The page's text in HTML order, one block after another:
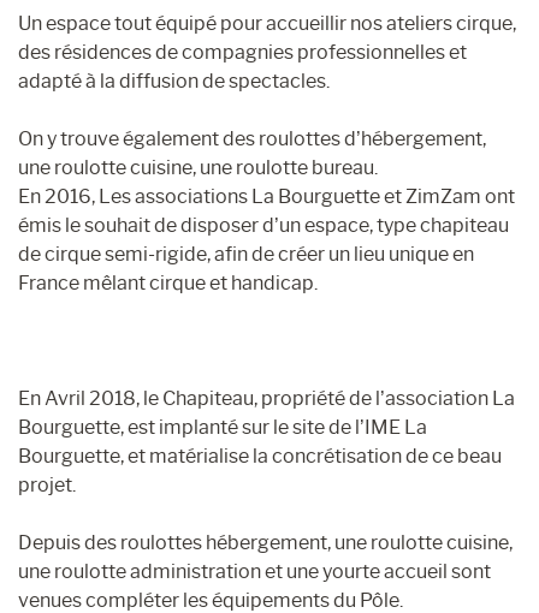
Un espace tout équipé pour accueillir nos ateliers cirque,
des résidences de compagnies professionnelles et
adapté à la diffusion de spectacles.
On y trouve également des roulottes d’hébergement,
une roulotte cuisine, une roulotte bureau.
En 2016, Les associations La Bourguette et ZimZam ont
émis le souhait de disposer d’un espace, type chapiteau
de cirque semi-rigide, afin de créer un lieu unique en
France mêlant cirque et handicap.
En Avril 2018, le Chapiteau, propriété de l’association La
Bourguette, est implanté sur le site de l’IME La
Bourguette, et matérialise la concrétisation de ce beau
projet.
Depuis des roulottes hébergement, une roulotte cuisine,
une roulotte administration et une yourte accueil sont
venues compléter les équipements du Pôle.